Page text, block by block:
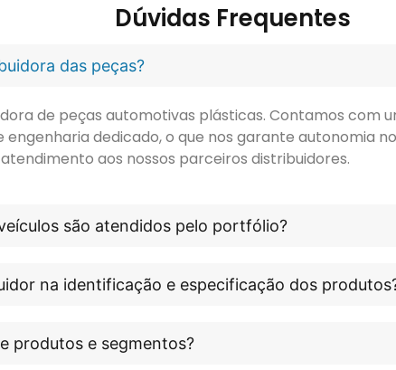
Dúvidas Frequentes
das peças?
de peças automotivas plásticas. Contamos com
dedicado, o que nos garante autonomia
aos nossos parceiros distribuidores.
são atendidos pelo portfólio?
na identificação e especificação dos
produtos e segmentos?